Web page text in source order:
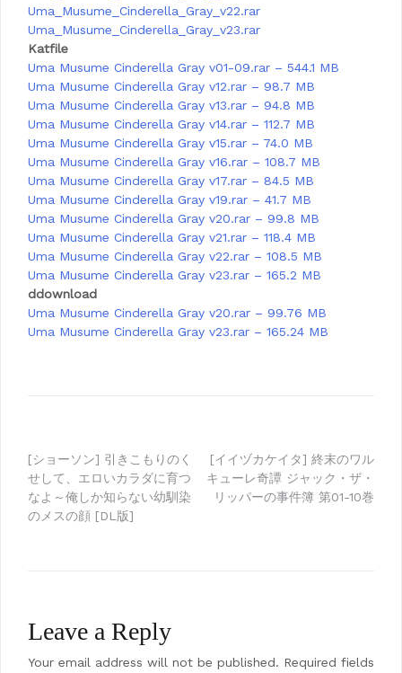
Uma_Musume_Cinderella_Gray_v22.rar
Uma_Musume_Cinderella_Gray_v23.rar
Katfile
Uma Musume Cinderella Gray v01-09.rar – 544.1 MB
Uma Musume Cinderella Gray v12.rar – 98.7 MB
Uma Musume Cinderella Gray v13.rar – 94.8 MB
Uma Musume Cinderella Gray v14.rar – 112.7 MB
Uma Musume Cinderella Gray v15.rar – 74.0 MB
Uma Musume Cinderella Gray v16.rar – 108.7 MB
Uma Musume Cinderella Gray v17.rar – 84.5 MB
Uma Musume Cinderella Gray v19.rar – 41.7 MB
Uma Musume Cinderella Gray v20.rar – 99.8 MB
Uma Musume Cinderella Gray v21.rar – 118.4 MB
Uma Musume Cinderella Gray v22.rar – 108.5 MB
Uma Musume Cinderella Gray v23.rar – 165.2 MB
ddownload
Uma Musume Cinderella Gray v20.rar – 99.76 MB
Uma Musume Cinderella Gray v23.rar – 165.24 MB
Post
navigation
[ショーソン] 引きこもりのく
せして、エロいカラダに育つ
なよ～俺しか知らない幼馴染
のメスの顔 [DL版]
[イイヅカケイタ] 終末のワル
キューレ奇譚 ジャック・ザ・
リッパーの事件簿 第01-10巻
Leave a Reply
Your email address will not be published. Required fields